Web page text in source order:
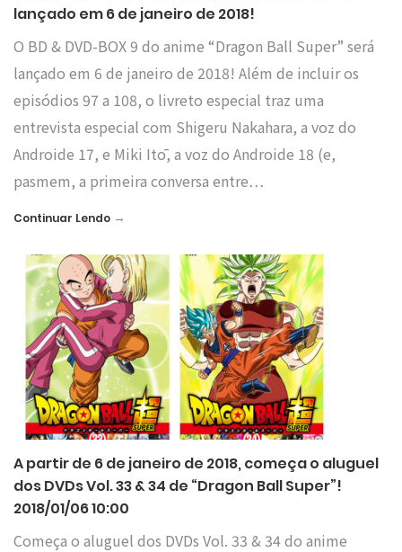
lançado em 6 de janeiro de 2018!
O BD & DVD-BOX 9 do anime “Dragon Ball Super” será
lançado em 6 de janeiro de 2018! Além de incluir os
episódios 97 a 108, o livreto especial traz uma
entrevista especial com Shigeru Nakahara, a voz do
Androide 17, e Miki Itō, a voz do Androide 18 (e,
pasmem, a primeira conversa entre…
Continuar Lendo →
A partir de 6 de janeiro de 2018, começa o aluguel
dos DVDs Vol. 33 & 34 de “Dragon Ball Super”!
2018/01/06 10:00
Começa o aluguel dos DVDs Vol. 33 & 34 do anime